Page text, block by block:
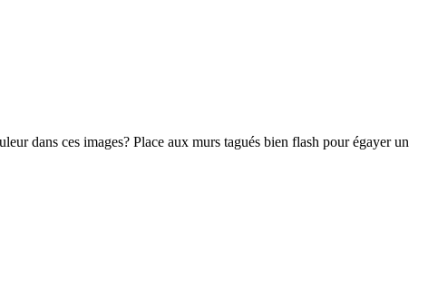
dans ces images? Place aux murs tagués bien flash pour égayer un